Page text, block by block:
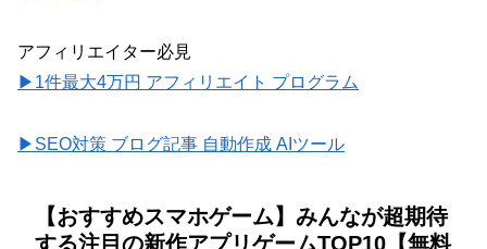
アフィリエイター必見
▶1件最大4万円 アフィリエイト プログラム
▶SEO対策 ブログ記事 自動作成 AIツール
【おすすめスマホゲーム】みんなが超期待
する注目の新作アプリゲームTOP10【無料